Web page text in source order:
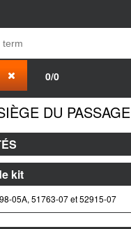
0/0
DU
kit
05A, 51763-07 et 52915-07